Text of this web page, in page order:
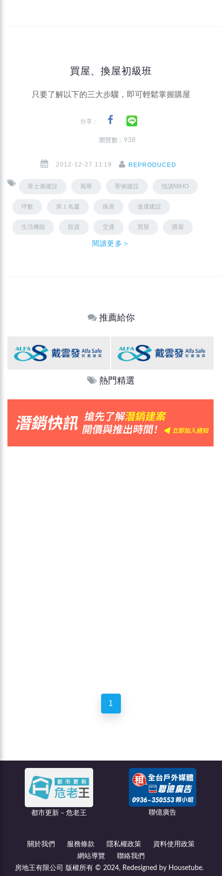
買屋、換屋初級班
只要了解以下的三大步驟，即可輕鬆掌握購屋
分享：
瀏覽數 : 938
2012-12-27 11:19 REPRODUCED
富士康建設 風華 聖俯建設 悅讀MIHO
坪數 第１名廈 換屋 達運建設
生活機能 投資 交通 買屋 購屋
閱讀更多＞
推薦給你
熱門精選
1
都市更新－危老王 聯億廣告
關於我們 服務條款 隱私權政策
資料使用政策
網站導覽
聯絡我們
房地王有限公司 版權所有 © 2024, Redesigned by Housetube.